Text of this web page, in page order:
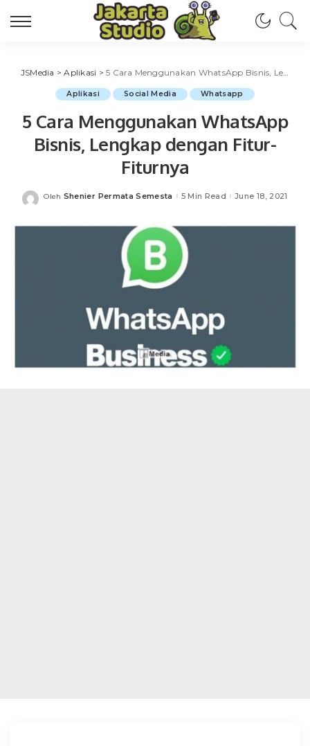
JSMedia >Aplikasi >5 Cara Menggunakan WhatsApp Bisnis, Lengkap dengan Fitur-Fiturnya
Aplikasi Social Media Whatsapp
5 Cara Menggunakan WhatsApp
Bisnis, Lengkap dengan Fitur-
Fiturnya
Posted
Oleh Shenier Permata Semesta 5 Min Read June 18, 2021